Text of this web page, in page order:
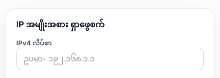
IP အမျိုးအစား ရှာဖွေစက်
IPv4 လိပ်စာ